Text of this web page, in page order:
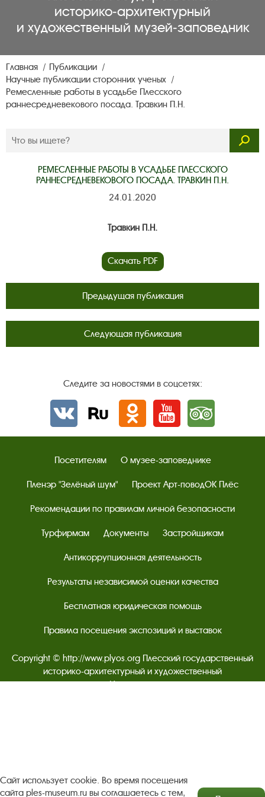
историко‑архитектурный
и художественный музей‑заповедник
Главная
Публикации
Научные публикации сторонних ученых
Ремесленные работы в усадьбе Плесского
раннесредневекового посада. Травкин П.Н.
РЕМЕСЛЕННЫЕ РАБОТЫ В УСАДЬБЕ ПЛЕССКОГО
РАННЕСРЕДНЕВЕКОВОГО ПОСАДА. ТРАВКИН П.Н.
24.01.2020
Травкин П.Н.
Скачать PDF
Предыдущая публикация
Следующая публикация
Следите за новостями в соцсетях:
Вконтактеrutube Одноклассники
YouTube Трипадвизор
Посетителям О музее-заповеднике
Пленэр "Зелёный шум" Проект Арт-поводОК Плёс
Рекомендации по правилам личной безопасности
Турфирмам Документы Застройщикам
Антикоррупционная деятельность
Результаты независимой оценки качества
Бесплатная юридическая помощь
Правила посещения экспозиций и выставок
Copyright © http://www.plyos.org Плесский государственный
историко-архитектурный и художественный
музей‑заповедник. Использование и копирование
Политика конфиденциальности
Сайт использует cookie. Во время посещения
сайта ples-museum.ru вы соглашаетесь с тем,